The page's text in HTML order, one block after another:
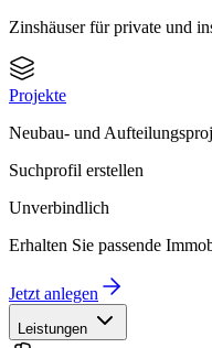
Zinshäuser für private und
Projekte
Neubau- und
Suchprofil erstellen
Unverbindlich
Erhalten Sie passende
Jetzt anlegen
Leistungen